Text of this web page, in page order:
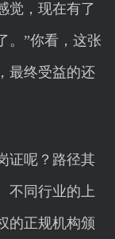
觉，现在有了
。”你看，这张
最终受益的还
证呢？路径其
不同行业的上
的正规机构颁